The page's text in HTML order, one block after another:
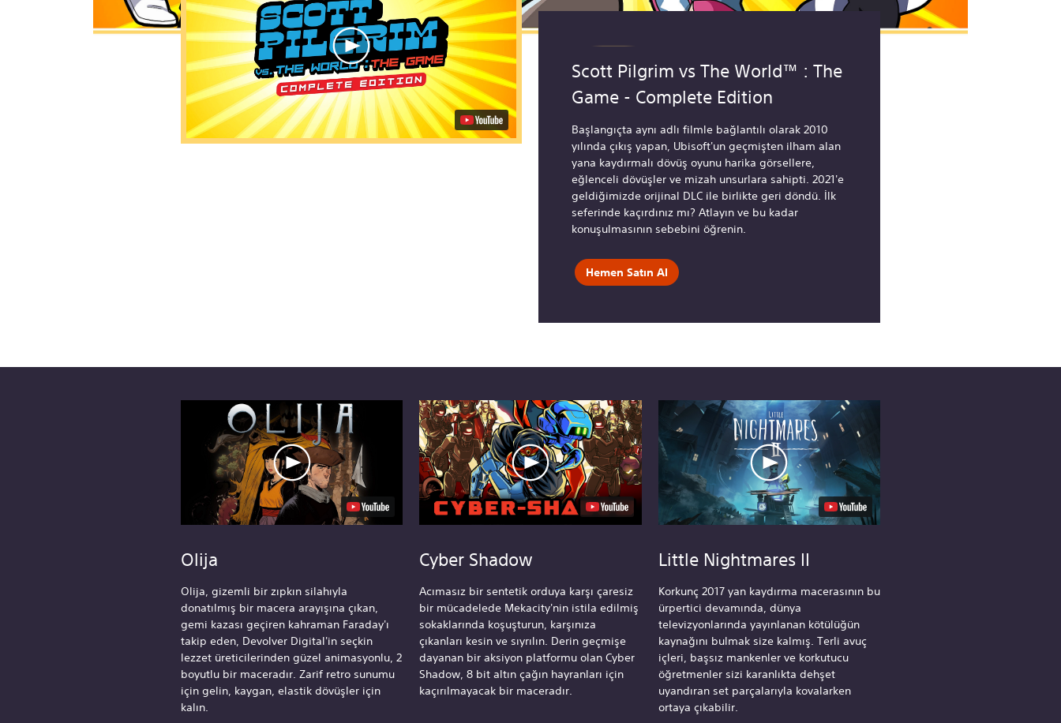
Scott Pilgrim vs The World™ : The
Game - Complete Edition
Başlangıçta aynı adlı filmle bağlantılı olarak 2010
yılında çıkış yapan, Ubisoft'un geçmişten ilham alan
yana kaydırmalı dövüş oyunu harika görsellere,
eğlenceli dövüşler ve mizah unsurlara sahipti. 2021'e
geldiğimizde orijinal DLC ile birlikte geri döndü. İlk
seferinde kaçırdınız mı? Atlayın ve bu kadar
konuşulmasının sebebini öğrenin.
Hemen Satın Al
Olija
Olija, gizemli bir zıpkın silahıyla
donatılmış bir macera arayışına çıkan,
gemi kazası geçiren kahraman Faraday'ı
takip eden, Devolver Digital'in seçkin
lezzet üreticilerinden güzel animasyonlu, 2
boyutlu bir maceradır. Zarif retro sunumu
için gelin, kaygan, elastik dövüşler için
kalın.
Cyber Shadow
Acımasız bir sentetik orduya karşı çaresiz
bir mücadelede Mekacity'nin istila edilmiş
sokaklarında koşuşturun, karşınıza
çıkanları kesin ve sıyrılın. Derin geçmişe
dayanan bir aksiyon platformu olan Cyber
Shadow, 8 bit altın çağın hayranları için
kaçırılmayacak bir maceradır.
Little Nightmares II
Korkunç 2017 yan kaydırma macerasının bu
ürpertici devamında, dünya
televizyonlarında yayınlanan kötülüğün
kaynağını bulmak size kalmış. Terli avuç
içleri, başsız mankenler ve korkutucu
öğretmenler sizi karanlıkta dehşet
uyandıran set parçalarıyla kovalarken
ortaya çıkabilir.